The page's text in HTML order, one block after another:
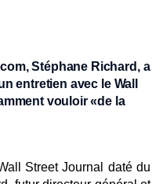
fenêtre)fenêtre)
fenêtre)
Stéphane Richard, a
entretien avec le Wall
vouloir «de la
Street Journal daté du